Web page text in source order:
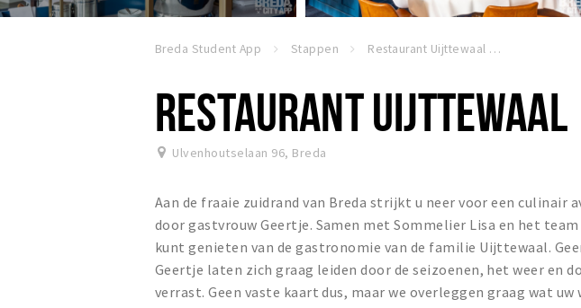
Breda Student App Stappen Restaurant Uijttewaal
RESTAURANT UIJTTEWAAL
Ulvenhoutselaan 96, Breda
Aan de fraaie zuidrand van Breda strijkt u neer voor een culinair
door gastvrouw Geertje. Samen met Sommelier Lisa en het
kunt genieten van de gastronomie van de familie Uijttewaal.
Geertje laten zich graag leiden door de seizoenen, het weer en
verrast. Geen vaste kaart dus, maar we overleggen graag wat uw